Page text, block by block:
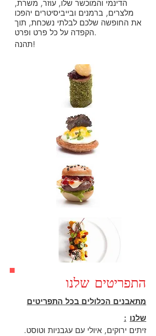
הדינמי והמוכשר שלו, עוזר, משרת,
מלצרים, ברמנים ובייביסיטרים יהפכו
את החופשה שלכם לבלתי נשכחת, תוך
הקפדה על כל פרט ופרט.
תהנה!
התפריטים שלנו
מתאבנים הכלולים בכל התפריטים
שלנו :
זיתים ירוקים, איולי עם עגבניות וטוסט.